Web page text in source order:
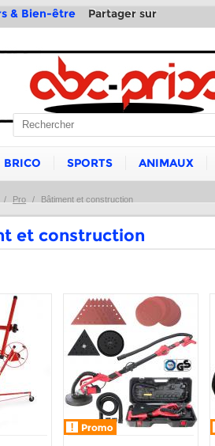
& Bien-être Partager sur
BRICO SPORTS ANIMAUX
/ Pro / Bâtiment et construction
et construction